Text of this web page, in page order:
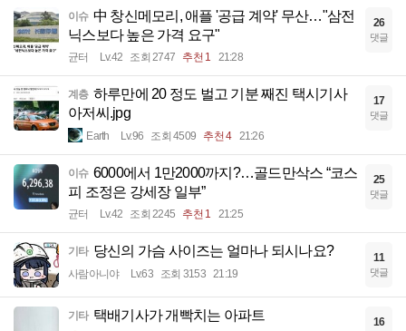
이슈 中 창신메모리, 애플 '공급 계약' 무산…"삼전
닉스보다 높은 가격 요구"
균터 Lv.42 조회 2747 추천 1 21:28
26
댓글
계층 하루만에 20 정도 벌고 기분 째진 택시기사
아저씨.jpg
Earth Lv.96 조회 4509 추천 4 21:26
17
댓글
이슈 6000에서 1만2000까지?…골드만삭스 “코스
피 조정은 강세장 일부”
균터 Lv.42 조회 2245 추천 1 21:25
25
댓글
기타 당신의 가슴 사이즈는 얼마나 되시나요?
사람아니야 Lv.63 조회 3153 21:19
11
댓글
기타 택배기사가 개빡치는 아파트 16